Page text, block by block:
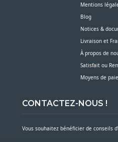
Mentions
Blog
Notices &
Livraison et
À propos de
Satisfait ou
Moyens de
CONTACTEZ-NOUS !
Vous souhaitez bénéficier de conseils